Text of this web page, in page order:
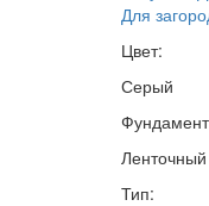
Для
Цвет:
Серый
Ленточный
Тип: